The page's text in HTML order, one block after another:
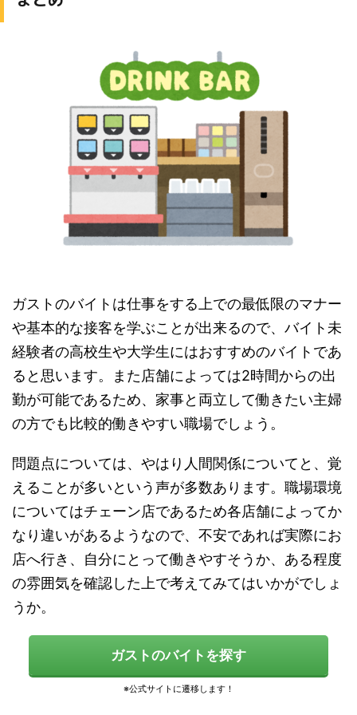
ガストのバイトは仕事をする上での最低限のマナー
や基本的な接客を学ぶことが出来るので、バイト未
経験者の高校生や大学生にはおすすめのバイトであ
ると思います。また店舗によっては2時間からの出
勤が可能であるため、家事と両立して働きたい主婦
の方でも比較的働きやすい職場でしょう。
問題点については、やはり人間関係についてと、覚
えることが多いという声が多数あります。職場環境
についてはチェーン店であるため各店舗によってか
なり違いがあるようなので、不安であれば実際にお
店へ行き、自分にとって働きやすそうか、ある程度
の雰囲気を確認した上で考えてみてはいかがでしょ
うか。
ガストのバイトを探す